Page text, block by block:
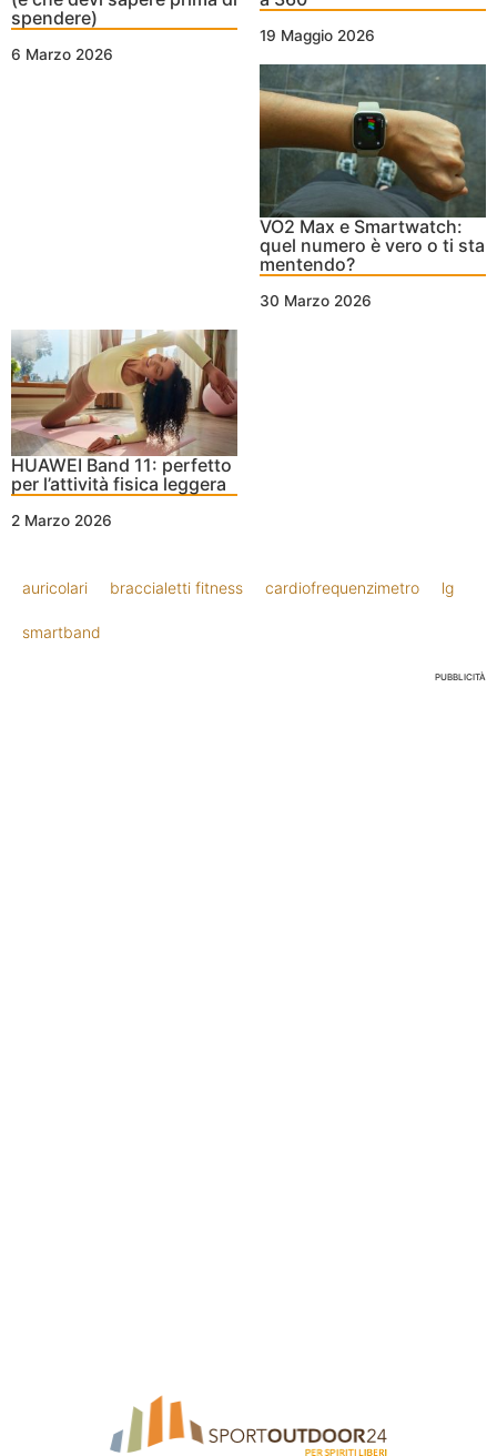
spendere)
6 Marzo 2026
19 Maggio 2026
VO2 Max e Smartwatch:
quel numero è vero o ti sta
mentendo?
30 Marzo 2026
HUAWEI Band 11: perfetto
per l’attività fisica leggera
2 Marzo 2026
auricolari braccialetti fitness cardiofrequenzimetro lg
smartband
PUBBLICITÀ